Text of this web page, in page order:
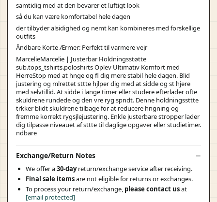
samtidig med at den bevarer et luftigt look
så du kan være komfortabel hele dagen
der tilbyder alsidighed og nemt kan kombineres med forskellige
outfits
Åndbare Korte Ærmer: Perfekt til varmere vejr
MarcelieMarcelie | Justerbar Holdningsstøtte
sub.tops_tshirts.poloshirts Oplev Ultimativ Komfort med
HerreStop med at hnge og fl dig mere stabil hele dagen. Blid
justering og mlrettet sttte hjlper dig med at sidde og st hjere
med selvtillid. At sidde i lange timer eller studere efterlader ofte
skuldrene rundede og den vre ryg spndt. Denne holdningssttte
trkker blidt skuldrene tilbage for at reducere hngning og
fremme korrekt rygsjlejustering. Enkle justerbare stropper lader
dig tilpasse niveauet af sttte til daglige opgaver eller studietimer.
ndbare
Exchange/Return Notes
We offer a30-dayreturn/exchange service after receiving.
Final sale itemsare not eligible for returns or exchanges.
To process your return/exchange, please contact usat
[email protected]